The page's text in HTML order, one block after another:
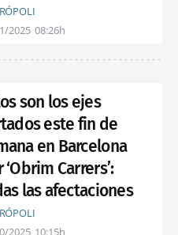
2025 08:26h
son los ejes
este fin de
en Barcelona
‘Obrim Carrers’:
las afectaciones
2025 10:15h